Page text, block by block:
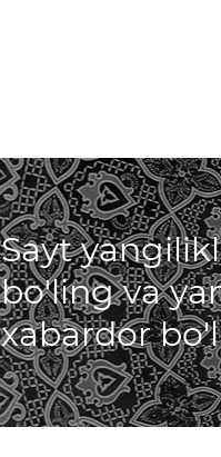
Sayt
bo'ling va
xabardor